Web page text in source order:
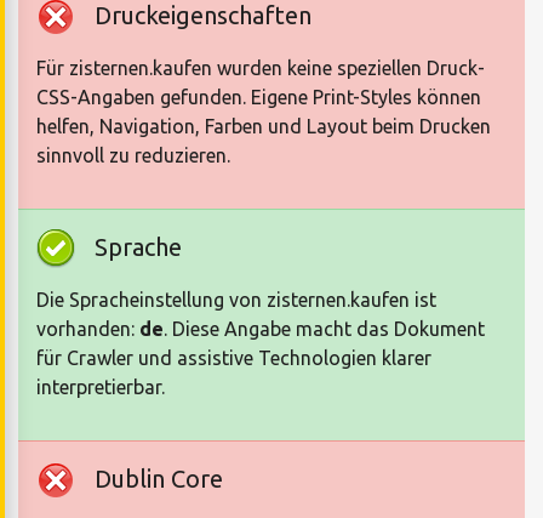
Druckeigenschaften
Für zisternen.kaufen wurden keine speziellen Druck-
CSS-Angaben gefunden. Eigene Print-Styles können
helfen, Navigation, Farben und Layout beim Drucken
sinnvoll zu reduzieren.
Sprache
Die Spracheinstellung von zisternen.kaufen ist
vorhanden: de. Diese Angabe macht das Dokument
für Crawler und assistive Technologien klarer
interpretierbar.
Dublin Core